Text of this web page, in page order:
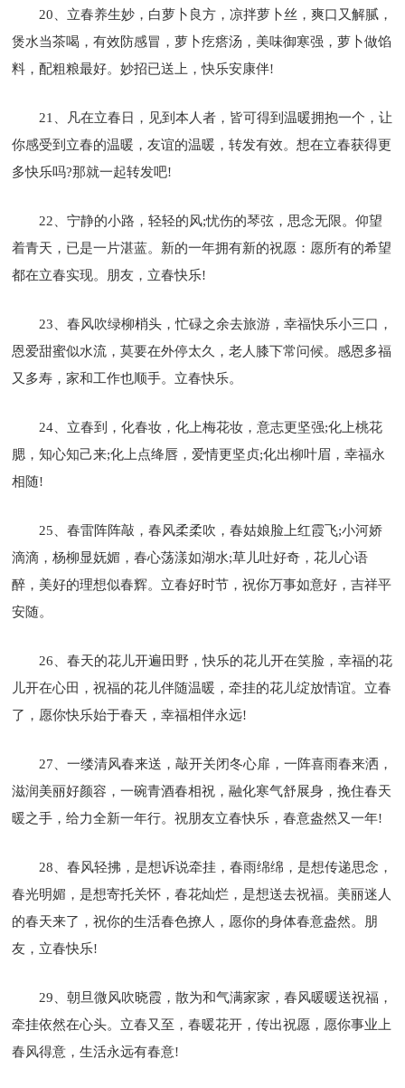
20、立春养生妙，白萝卜良方，凉拌萝卜丝，爽口又解腻，
煲水当茶喝，有效防感冒，萝卜疙瘩汤，美味御寒强，萝卜做馅
料，配粗粮最好。妙招已送上，快乐安康伴!
21、凡在立春日，见到本人者，皆可得到温暖拥抱一个，让
你感受到立春的温暖，友谊的温暖，转发有效。想在立春获得更
多快乐吗?那就一起转发吧!
22、宁静的小路，轻轻的风;忧伤的琴弦，思念无限。仰望
着青天，已是一片湛蓝。新的一年拥有新的祝愿：愿所有的希望
都在立春实现。朋友，立春快乐!
23、春风吹绿柳梢头，忙碌之余去旅游，幸福快乐小三口，
恩爱甜蜜似水流，莫要在外停太久，老人膝下常问候。感恩多福
又多寿，家和工作也顺手。立春快乐。
24、立春到，化春妆，化上梅花妆，意志更坚强;化上桃花
腮，知心知己来;化上点绛唇，爱情更坚贞;化出柳叶眉，幸福永
相随!
25、春雷阵阵敲，春风柔柔吹，春姑娘脸上红霞飞;小河娇
滴滴，杨柳显妩媚，春心荡漾如湖水;草儿吐好奇，花儿心语
醉，美好的理想似春辉。立春好时节，祝你万事如意好，吉祥平
安随。
26、春天的花儿开遍田野，快乐的花儿开在笑脸，幸福的花
儿开在心田，祝福的花儿伴随温暖，牵挂的花儿绽放情谊。立春
了，愿你快乐始于春天，幸福相伴永远!
27、一缕清风春来送，敲开关闭冬心扉，一阵喜雨春来洒，
滋润美丽好颜容，一碗青酒春相祝，融化寒气舒展身，挽住春天
暖之手，给力全新一年行。祝朋友立春快乐，春意盎然又一年!
28、春风轻拂，是想诉说牵挂，春雨绵绵，是想传递思念，
春光明媚，是想寄托关怀，春花灿烂，是想送去祝福。美丽迷人
的春天来了，祝你的生活春色撩人，愿你的身体春意盎然。朋
友，立春快乐!
29、朝旦微风吹晓霞，散为和气满家家，春风暖暖送祝福，
牵挂依然在心头。立春又至，春暖花开，传出祝愿，愿你事业上
春风得意，生活永远有春意!